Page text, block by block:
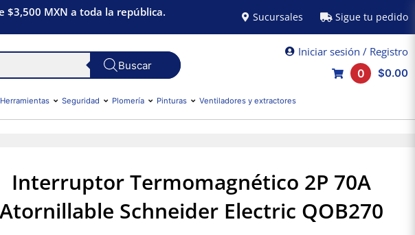
MXN a toda la república. Sucursales Sigue tu pedido
Iniciar sesión / Registro
0
$0.00
Herramientas Seguridad Plomería Pinturas Ventiladores y extractores
Interruptor Termomagnético 2P 70A
Atornillable Schneider Electric QOB270